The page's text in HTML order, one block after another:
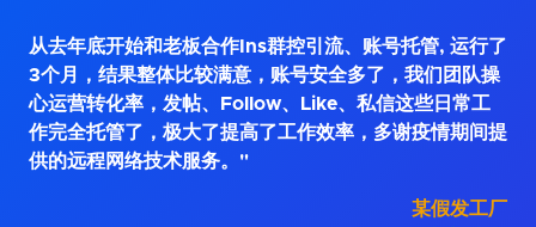
从去年底开始和老板合作Ins群控引流、账号托管, 运行了
3个月，结果整体比较满意，账号安全多了，我们团队操
心运营转化率，发帖、Follow、Like、私信这些日常工
作完全托管了，极大了提高了工作效率，多谢疫情期间提
供的远程网络技术服务。"
某假发工厂